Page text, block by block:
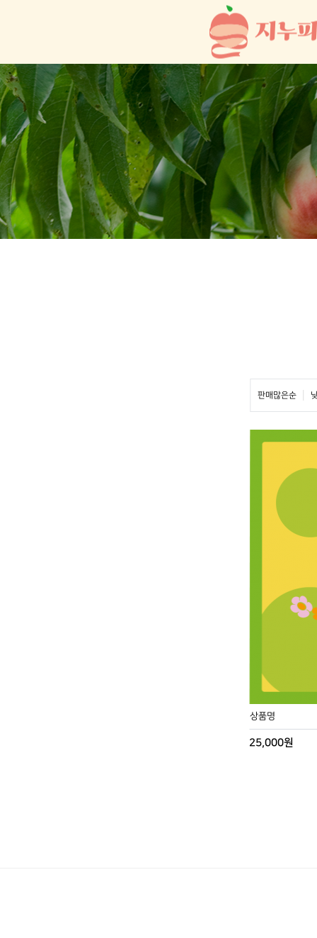
판매많은순
상품명
25,000원